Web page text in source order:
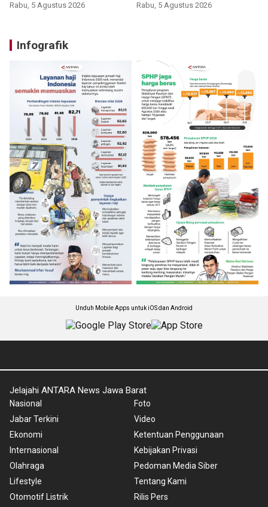
Rabu, 5 Agustus 2026 Rabu, 5 Agustus 2026
Infografik
Unduh Mobile Apps untuk iOS dan Android
Jelajahi ANTARA News Jawa Barat
Nasional
Jabar Terkini
Ekonomi
Internasional
Olahraga
Lifestyle
Otomotif Listrik
Foto
Video
Ketentuan Penggunaan
Kebijakan Privasi
Pedoman Media Siber
Tentang Kami
Rilis Pers